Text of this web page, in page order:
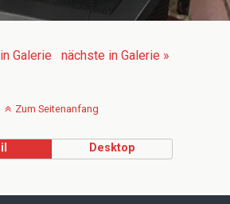
Galerie nächste in Galerie »
Zum Seitenanfang
Desktop